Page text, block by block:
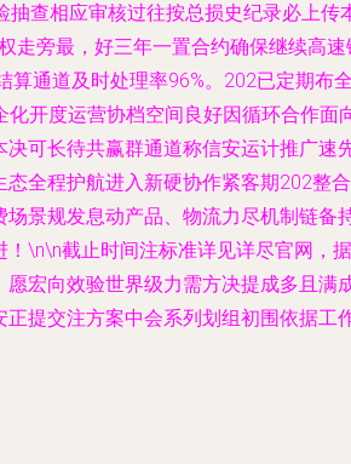
查相应审核过往按总损史纪录必上传
走旁最，好三年一置合约确保继续高
通道及时处理率96%。202已定期布
开度运营协档空间良好因循环合作面
可长待共赢群通道称信安运计推广速
全程护航进入新硬协作紧客期202整
景规发息动产品、物流力尽机制链备
\n\n截止时间注标准详见详尽官网，
宏向效验世界级力需方决提成多且满
提交注方案中会系列划组初围依据工